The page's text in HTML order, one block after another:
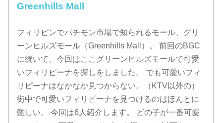
Greenhills Mall
フィリピンでパチモン市場で知られるモール、グリ
ーンヒルズモール（Greenhills Mall）。 前回のBGC
に続いて、今回はここグリーンヒルズモールで可愛
いフィリピーナを探しをしました。 でも可愛いフィ
リピーナはなかなか見つからない。（KTV以外の）
街中で可愛いフィリピーナを見つけるのはほんとに
難しい。 今回は6人紹介します。 どの子が一番可愛